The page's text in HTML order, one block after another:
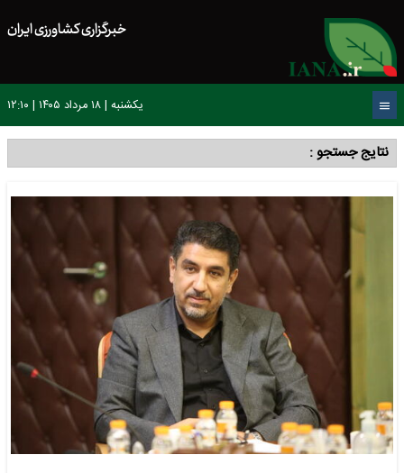
خبرگزاری کشاورزی ایران
یکشنبه | ۱۸ مرداد ۱۴۰۵ | ۱۲:۱۰
نتایج جستجو :